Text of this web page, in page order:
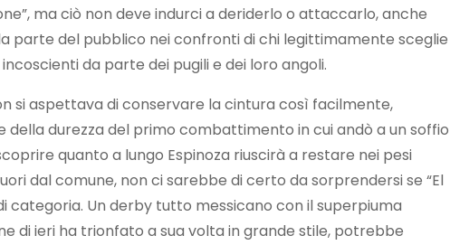
ma ciò non deve indurci a deriderlo o attaccarlo, anche
parte del pubblico nei confronti di chi legittimamente sceglie
da parte dei pugili e dei loro angoli.
si aspettava di conservare la cintura così facilmente,
durezza del primo combattimento in cui andò a un soffio
quanto a lungo Espinoza riuscirà a restare nei pesi
dal comune, non ci sarebbe di certo da sorprendersi se “El
categoria. Un derby tutto messicano con il superpiuma
di ieri ha trionfato a sua volta in grande stile, potrebbe